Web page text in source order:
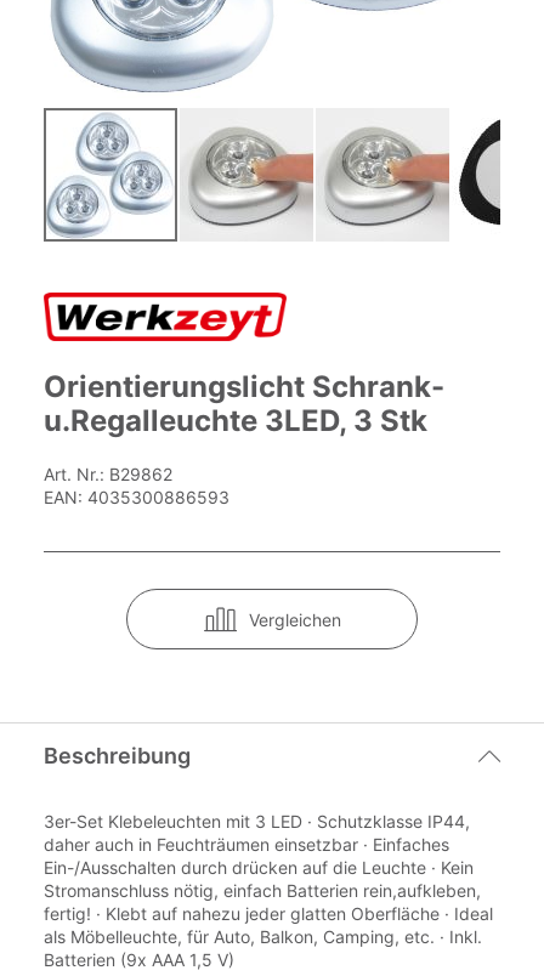
der
Bildgalerie
springen
Orientierungslicht Schrank-
u.Regalleuchte 3LED, 3 Stk
Art. Nr.: B29862
EAN: 4035300886593
Vergleichen
Beschreibung
3er-Set Klebeleuchten mit 3 LED · Schutzklasse IP44,
daher auch in Feuchträumen einsetzbar · Einfaches
Ein-/Ausschalten durch drücken auf die Leuchte · Kein
Stromanschluss nötig, einfach Batterien rein,aufkleben,
fertig! · Klebt auf nahezu jeder glatten Oberfläche · Ideal
als Möbelleuchte, für Auto, Balkon, Camping, etc. · Inkl.
Batterien (9x AAA 1,5 V)